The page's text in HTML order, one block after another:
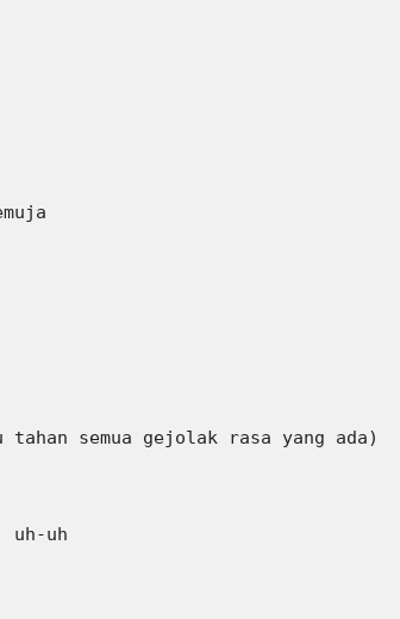
semua gejolak rasa yang ada)
uh-uh